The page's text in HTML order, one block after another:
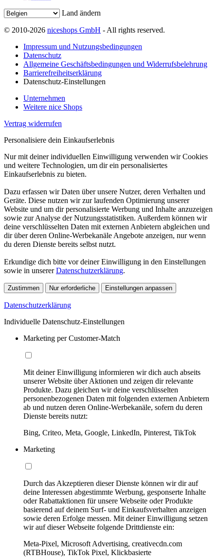
Land ändern
© 2010-2026 niceshops GmbH - All rights reserved.
Impressum und Nutzungsbedingungen
Datenschutz
Allgemeine Geschäftsbedingungen und Widerrufsbelehrung
Barrierefreiheitserklärung
Datenschutz-Einstellungen
Unternehmen
Weitere nice Shops
Vertrag widerrufen
Personalisiere dein Einkaufserlebnis
Nur mit deiner individuellen Einwilligung verwenden wir Cookies
und weitere Technologien, um dir ein personalisiertes
Einkaufserlebnis zu bieten.
Dazu erfassen wir Daten über unsere Nutzer, deren Verhalten und
Geräte. Diese nutzen wir zur laufenden Optimierung unserer
Website und um dir personalisierte Werbung und Inhalte anzuzeigen
sowie zur Analyse der Nutzungsstatistiken. Außerdem können wir
deine verschlüsselten Daten mit externen Anbietern abgleichen und
dir über deren Online-Werbekanäle Angebote anzeigen, nur wenn
du deren Dienste bereits selbst nutzt.
Erkundige dich bitte vor deiner Einwilligung in den Einstellungen
sowie in unsererDatenschutzerklärung.
Zustimmen Nur erforderliche Einstellungen anpassen
Datenschutzerklärung
Individuelle Datenschutz-Einstellungen
Marketing per Customer-Match
Mit deiner Einwilligung informieren wir dich auch abseits
unserer Website über Aktionen und zeigen dir relevante
Produkte. Dazu gleichen wir deine verschlüsselten
personenbezogenen Daten mit folgenden externen Anbietern
ab und nutzen deren Online-Werbekanäle, sofern du deren
Dienste bereits nutzt:
Bing, Criteo, Meta, Google, LinkedIn, Pinterest, TikTok
Marketing
Durch das Akzeptieren dieser Dienste können wir dir auf
deine Interessen abgestimmte Werbung, gesponserte Inhalte
oder Rabattaktionen für unsere Webseite oder Produkte
basierend auf deinem Surf- und Einkaufsverhalten anzeigen
sowie deren Erfolge messen. Mit deiner Einwilligung setzen
wir auf dieser Webseite folgende Drittdienste ein:
Meta-Pixel, Microsoft Advertising, creativecdn.com
(RTBHouse), TikTok Pixel, Klickbasierte